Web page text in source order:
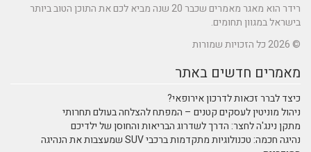
רידר הוא מאגר מאמרים שכבר 20 שנה מביא לכם את התוכן הטוב ביותר
בישראל במגוון תחומים.
© 2026 כל הזכויות שמורות
מאמרים חדשים באתר
כיצד לברר זכאות לדרכון אירופאי?
ניהול מוניטין לעסקים קטנים – המפתח להצלחה בעולם תחרותי
מתקן נינג'ה לחצר: הדרך לשדרוג הבריאות והחוסן של ילדיכם
נהיגה חכמה: טכנולוגיות מתקדמות ברכבי SUV שמעצבות את הנהיגה